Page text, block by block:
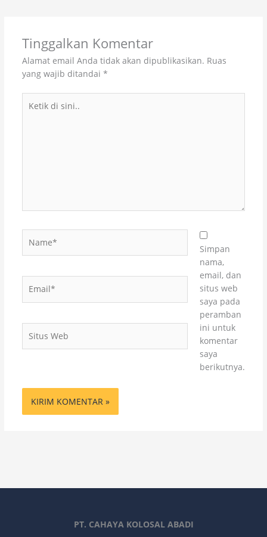
Tinggalkan Komentar
Alamat email Anda tidak akan dipublikasikan. Ruas
yang wajib ditandai *
Web
Simpan
nama,
email, dan
situs web
saya pada
peramban
ini untuk
komentar
saya
berikutnya.
PT. CAHAYA KOLOSAL ABADI